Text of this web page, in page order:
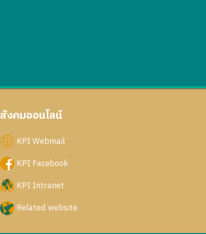
สังคมออนไลน์
KPI Webmail
KPI Facebook
KPI Intranet
Related website